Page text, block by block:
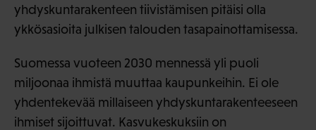
yhdyskuntarakenteen tiivistämisen pitäisi olla
ykkösasioita julkisen talouden tasapainottamisessa.
Suomessa vuoteen 2030 mennessä yli puoli
miljoonaa ihmistä muuttaa kaupunkeihin. Ei ole
yhdentekevää millaiseen yhdyskuntarakenteeseen
ihmiset sijoittuvat. Kasvukeskuksiin on